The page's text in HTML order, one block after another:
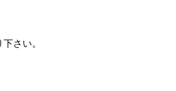
さい。